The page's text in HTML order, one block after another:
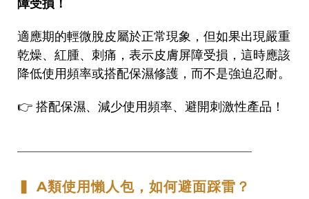
障受損！
適應期的輕微脫皮屬於正常現象，但如果出現嚴重
乾燥、紅腫、刺痛，表示皮膚屏障受損，這時應該
降低使用頻率或搭配保濕修護，而不是強迫忍耐。
👉 搭配保濕、減少使用頻率、避開刺激性產品！
──────────────────────────────────
▍ A類使用懶人包，如何避面踩雷？